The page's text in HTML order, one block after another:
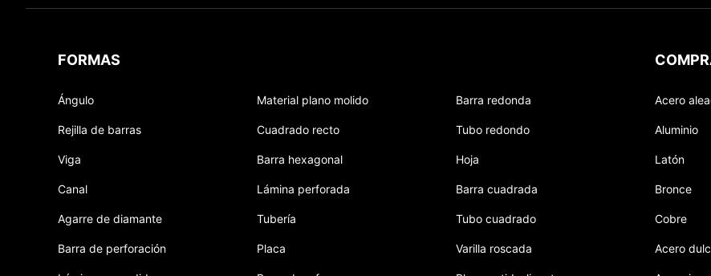
FORMAS
Ángulo
Rejilla de barras
Viga
Canal
Agarre de diamante
Barra de perforación
Material plano molido
Cuadrado recto
Barra hexagonal
Lámina perforada
Tubería
Placa
Barra redonda
Tubo redondo
Hoja
Barra cuadrada
Tubo cuadrado
Varilla roscada
Acero
Aluminio
Latón
Bronce
Cobre
Acero